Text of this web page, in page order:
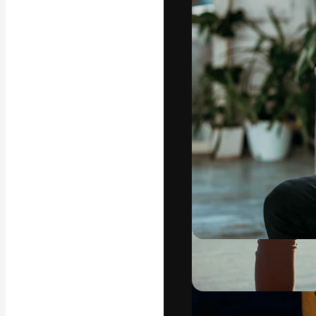
La plateforme
vos meilleurs
d’abonnés :
studios.
Français